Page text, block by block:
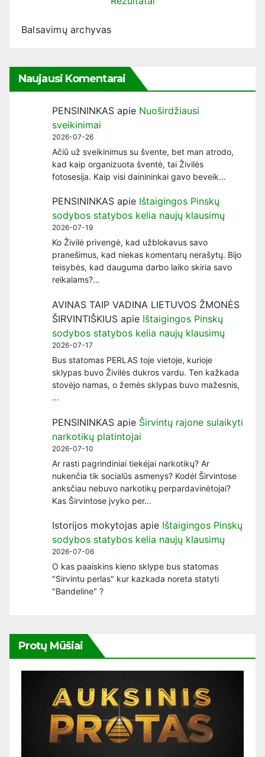
Balsavimų archyvas
Naujausi Komentarai
PENSININKAS apie Nuoširdžiausi
sveikinimai
2026-07-26
Ačiū už sveikinimus su švente, bet man atrodo,
kad kaip organizuota šventė, tai Živilės
fotosesija. Kaip visi dainininkai gavo beveik…
PENSININKAS apie Ištaigingos Pinskų
sodybos statybos kelia naujų klausimų
2026-07-19
Ko Živilė privengė, kad užblokavus savo
pranešimus, kad niekas komentarų nerašytų. Bijo
teisybės, kad dauguma darbo laiko skiria savo
reikalams?…
AVINAS TAIP VADINA LIETUVOS ŽMONĖS
ŠIRVINTIŠKIUS apie Ištaigingos Pinskų
sodybos statybos kelia naujų klausimų
2026-07-17
Bus statomas PERLAS toje vietoje, kurioje
sklypas buvo Živilės dukros vardu. Ten kažkada
stovėjo namas, o žemės sklypas buvo mažesnis,
…
PENSININKAS apie Širvintų rajone sulaikyti
narkotikų platintojai
2026-07-10
Ar rasti pagrindiniai tiekėjai narkotikų? Ar
nukenčia tik socialūs asmenys? Kodėl Širvintose
anksčiau nebuvo narkotikų perpardavinėtojai?
Kas Širvintose įvyko per…
Istorijos mokytojas apie Ištaigingos Pinskų
sodybos statybos kelia naujų klausimų
2026-07-06
O kas paaiskins kieno sklype bus statomas
"Sirvintu perlas" kur kazkada noreta statyti
"Bandeline" ?
Protų Mūšiai